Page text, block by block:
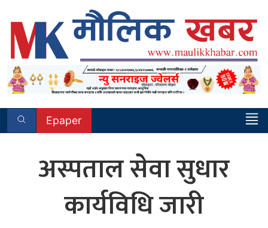
content
Epaper
अस्पताल सेवा सुधार
कार्यविधि जारी